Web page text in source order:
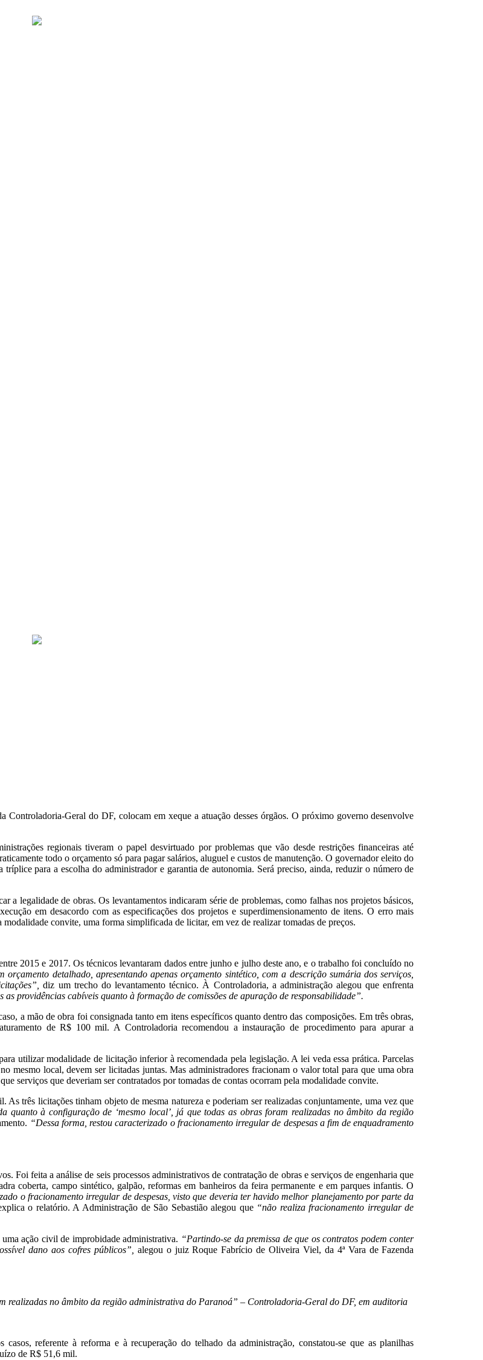
Controladoria-Geral do DF, colocam em xeque a atuação desses órgãos. O próximo governo desenvolve
regionais tiveram o papel desvirtuado por problemas que vão desde restrições financeiras até
todo o orçamento só para pagar salários, aluguel e custos de manutenção. O governador eleito do
para a escolha do administrador e garantia de autonomia. Será preciso, ainda, reduzir o número de
legalidade de obras. Os levantamentos indicaram série de problemas, como falhas nos projetos básicos,
em desacordo com as especificações dos projetos e superdimensionamento de itens. O erro mais
convite, uma forma simplificada de licitar, em vez de realizar tomadas de preços.
2015 e 2017. Os técnicos levantaram dados entre junho e julho deste ano, e o trabalho foi concluído no
detalhado, apresentando apenas orçamento sintético, com a descrição sumária dos serviços,
diz um trecho do levantamento técnico. À Controladoria, a administração alegou que enfrenta
as providências cabíveis quanto à formação de comissões de apuração de responsabilidade”.
a mão de obra foi consignada tanto em itens específicos quanto dentro das composições. Em três obras,
de R$ 100 mil. A Controladoria recomendou a instauração de procedimento para apurar a
utilizar modalidade de licitação inferior à recomendada pela legislação. A lei veda essa prática. Parcelas
mesmo local, devem ser licitadas juntas. Mas administradores fracionam o valor total para que uma obra
serviços que deveriam ser contratados por tomadas de contas ocorram pela modalidade convite.
três licitações tinham objeto de mesma natureza e poderiam ser realizadas conjuntamente, uma vez que
quanto à configuração de ‘mesmo local’, já que todas as obras foram realizadas no âmbito da região
“Dessa forma, restou caracterizado o fracionamento irregular de despesas a fim de enquadramento
Foi feita a análise de seis processos administrativos de contratação de obras e serviços de engenharia que
coberta, campo sintético, galpão, reformas em banheiros da feira permanente e em parques infantis. O
o fracionamento irregular de despesas, visto que deveria ter havido melhor planejamento por parte da
o relatório. A Administração de São Sebastião alegou que “não realiza fracionamento irregular de
ação civil de improbidade administrativa. “Partindo-se da premissa de que os contratos podem conter
dano aos cofres públicos”, alegou o juiz Roque Fabrício de Oliveira Viel, da 4ª Vara de Fazenda
realizadas no âmbito da região administrativa do Paranoá” – Controladoria-Geral do DF, em auditoria
referente à reforma e à recuperação do telhado da administração, constatou-se que as planilhas
de R$ 51,6 mil.